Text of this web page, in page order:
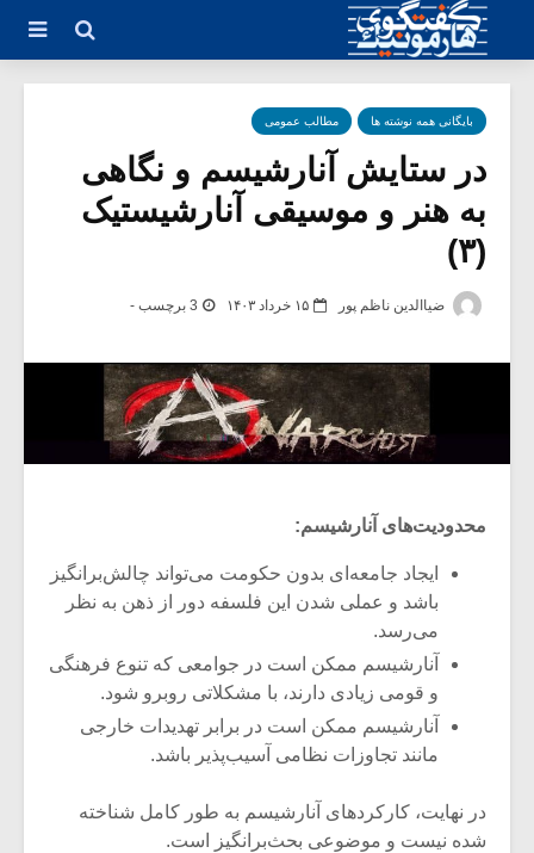
بایگانی همه نوشته ها مطالب عمومی
در ستایش آنارشیسم و نگاهی
به هنر و موسیقی‌ آنارشیستیک
(۳)
ضیاالدین ناظم پور ۱۵ خرداد ۱۴۰۳ 3 برچسب -
محدودیت‌های آنارشیسم:
ایجاد جامعه‌ای بدون حکومت می‌تواند چالش‌برانگیز
باشد و عملی شدن این فلسفه دور از ذهن به نظر
می‌رسد.
آنارشیسم ممکن است در جوامعی که تنوع فرهنگی
و قومی زیادی دارند، با مشکلاتی روبرو شود.
آنارشیسم ممکن است در برابر تهدیدات خارجی
مانند تجاوزات نظامی آسیب‌پذیر باشد.
در نهایت، کارکردهای آنارشیسم به طور کامل شناخته
شده نیست و موضوعی بحث‌برانگیز است.